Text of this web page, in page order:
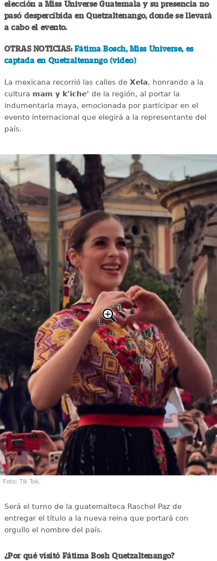
elección a Miss Universe Guatemala y su presencia no
pasó despercibida en Quetzaltenango, donde se llevará
a cabo el evento.
OTRAS NOTICIAS: Fátima Bosch, Miss Universe, es
captada en Quetzaltenango (video)
La mexicana recorrió las calles deXela, honrando a la
cultura mam y k'iche' de la región, al portar la
indumentaria maya, emocionada por participar en el
evento internacional que elegirá a la representante del
país.
Foto: Tik Tok.
Será el turno de la guatemalteca Raschel Paz de
entregar el título a la nueva reina que portará con
orgullo el nombre del país.
¿Por qué visitó Fátima Bosh Quetzaltenango?